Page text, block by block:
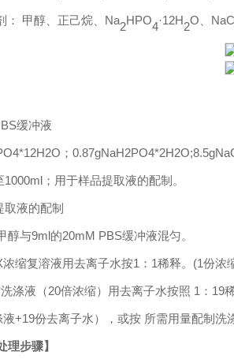
醇、正己烷、 Na2HPO4·12H2O
缓冲液
；
；用于样品提取液的配制。
取液的配制
醇与9ml的20mM PBS缓冲液混匀。
浓缩复溶液用去离子水按1 ： 1稀释。 (1份浓
涤液（20倍浓缩）用去离子水按照 1 ： 19
液+19份去离子水），或按 所需用量配制洗
理步骤】